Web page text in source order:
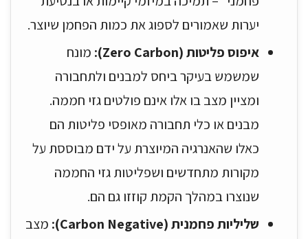
יערות שאמורים לספוג את כמות הפחמן שיוצר.
איפוס פליטות (Zero Carbon):
מונח
שמשמש בעיקר ביחס למבנים ולתחבורה
ומציין מצב בו אלו אינם פולטים גזי חממה.
מבנים או כלי תחבורה מאופסי פליטות הם
כאלו שהאנרגיה המיוצרת על ידם מבוססת על
מקורות מתחדשים ושפליטות גזי החממה
שנוצרו במהלך הקמת קוזזו גם הם.
שליליות פחמנית (Carbon Negative):
מצב